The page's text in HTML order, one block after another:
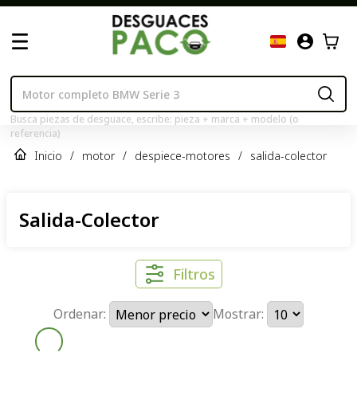
Busca piezas de desguace, escribe: pieza + marca + modelo (o
referencia)
Inicio / motor / despiece-motores / salida-colector
Salida-Colector
Filtros
Ordenar: Mostrar: